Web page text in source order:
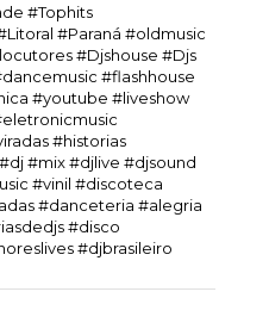
#Tophits
#Paraná #oldmusic
#Djshouse #Djs
#flashhouse
#youtube #liveshow
#historias
#mix #djlive #djsound
#vinil #discoteca
#danceteria #alegria
#disco
#djbrasileiro